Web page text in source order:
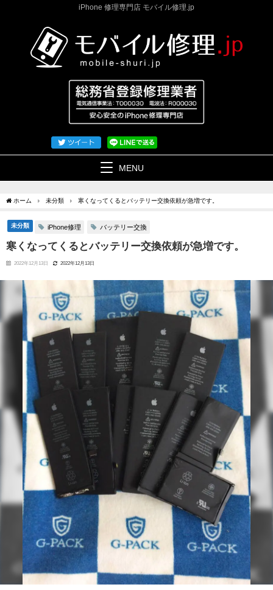
iPhone 修理専門店 モバイル修理.jp
MENU
ホーム 未分類 寒くなってくるとバッテリー交換依頼が急増です。
未分類 iPhone修理 バッテリー交換
寒くなってくるとバッテリー交換依頼が急増です。
2022年12月13日 2022年12月13日